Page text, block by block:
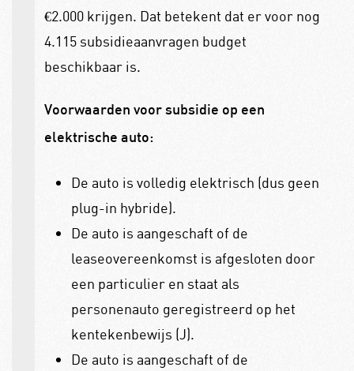
€2.000 krijgen. Dat betekent dat er voor nog
4.115 subsidieaanvragen budget
beschikbaar is.
Voorwaarden voor subsidie op een
elektrische auto:
De auto is volledig elektrisch (dus geen
plug-in hybride).
De auto is aangeschaft of de
leaseovereenkomst is afgesloten door
een particulier en staat als
personenauto geregistreerd op het
kentekenbewijs (J).
De auto is aangeschaft of de